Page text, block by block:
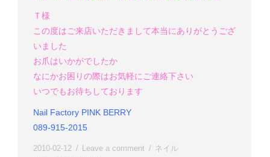
Ｔ様
この度はご来店いただきまして本当にありがとうござ
いました
お爪はいかがでしたか
なにかお困りの際はお気軽にご連絡下さい
いつでもお待ちしております
Nail Factory PINK BERRY
089-915-2015
2010-02-12 Leave a comment
ネイル